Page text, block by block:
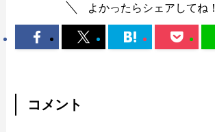
よかったらシェアしてね！
コメント